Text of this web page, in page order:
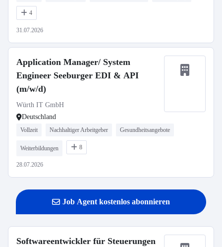
4
31.07.2026
Application Manager/ System
Engineer Seeburger EDI & API
(m/w/d)
Würth IT GmbH
Deutschland
Vollzeit Nachhaltiger Arbeitgeber Gesundheitsangebote
Weiterbildungen 8
28.07.2026
Job Agent kostenlos abonnieren
Softwareentwickler für Steuerungen